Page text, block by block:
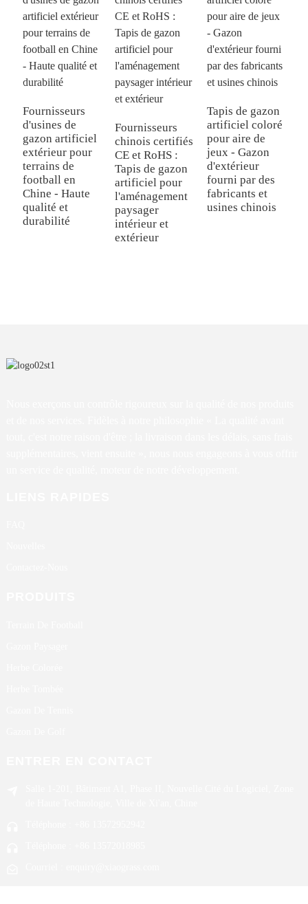
Fournisseurs
d'usines de
gazon artificiel
extérieur pour
terrains de
football en
Chine - Haute
qualité et
durabilité
Fournisseurs
chinois certifiés
CE et RoHS :
Tapis de gazon
artificiel pour
l'aménagement
paysager
intérieur et
extérieur
Tapis de gazon
artificiel coloré
pour aire de
jeux - Gazon
d'extérieur
fourni par des
fabricants et
usines chinois